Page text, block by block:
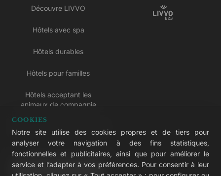
Découvre LIVVO
Hôtels avec spa
Hôtels durables
Hôtels pour familles
Hôtels acceptant les
animaux de compagnie
Hôtels tout compris
LIVVO Plus
COOKIES
Notre site utilise des cookies propres et de tiers pour
analyser votre navigation à des fins statistiques,
fonctionnelles et publicitaires, ainsi que pour améliorer le
service et l’adapter à vos préférences. Pour consentir à leur